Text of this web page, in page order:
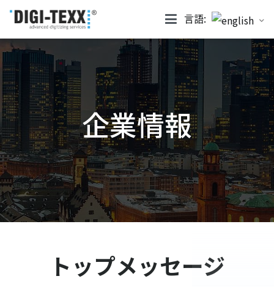
DIGI-TEXX JP
言語:
企業情報
トップメッセージ